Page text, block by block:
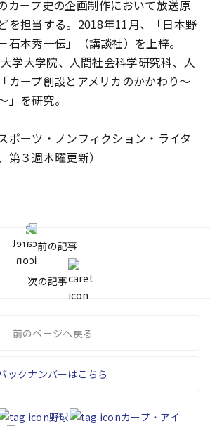
カープ史の企画制作において放送原
を担当する。2018年11月、「日本野
石本秀一伝」（講談社）を上梓。
学大学院、人間社会科学研究科、人
カープ創設とアメリカのかかわり～
」を研究。
ポーツ・ノンフィクション・ライタ
第３週木曜更新）
前の記事
次の記事
前のページへ戻る
ックナンバーはこちら
野球
カープ・アイ